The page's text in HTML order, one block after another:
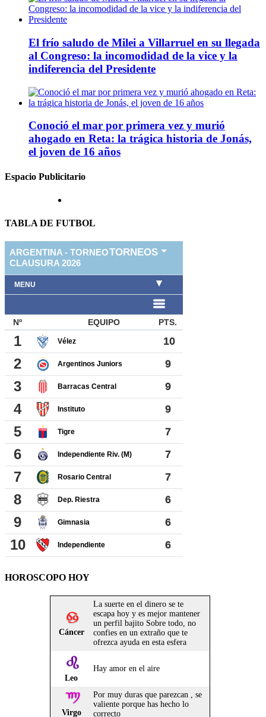
El frío saludo de Milei a Villarruel en su llegada
al Congreso: la incomodidad de la vice y la
indiferencia del Presidente
Conoció el mar por primera vez y murió
ahogado en Reta: la trágica historia de Jonás,
el joven de 16 años
Espacio Publicitario
TABLA DE FUTBOL
HOROSCOPO HOY